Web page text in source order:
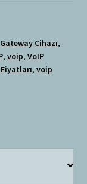
Gateway Cihazı,
, voip, VoIP
, voip